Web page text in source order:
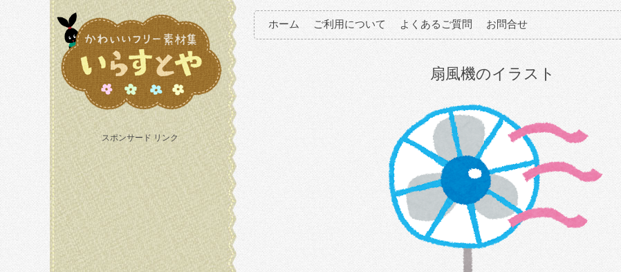
スポンサード リンク
ホーム ご利用について よくあるご質問 お問合せ
扇風機のイラスト